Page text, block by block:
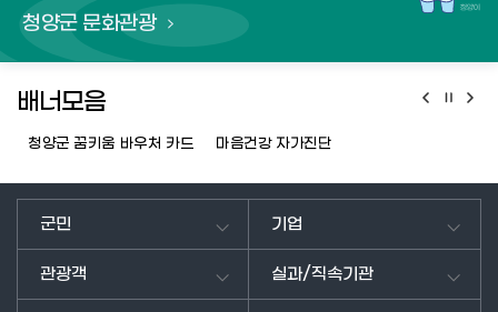
청양군 문화관광
배너모음
청양군 꿈키움 바우처 카드 마음건강 자가진단
군민 기업
관광객 실과/직속기관